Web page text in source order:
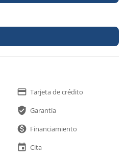
payment Tarjeta de crédito
verified_user Garantía
monetization_on Financiamiento
event Cita